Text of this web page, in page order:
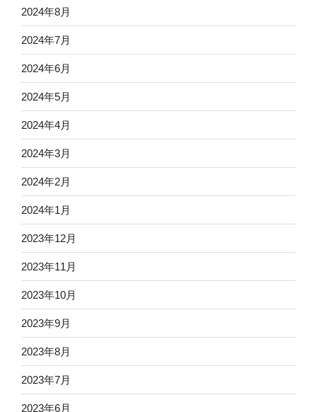
2024年8月
2024年7月
2024年6月
2024年5月
2024年4月
2024年3月
2024年2月
2024年1月
2023年12月
2023年11月
2023年10月
2023年9月
2023年8月
2023年7月
2023年6月